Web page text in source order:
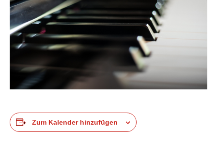
Zum Kalender hinzufügen